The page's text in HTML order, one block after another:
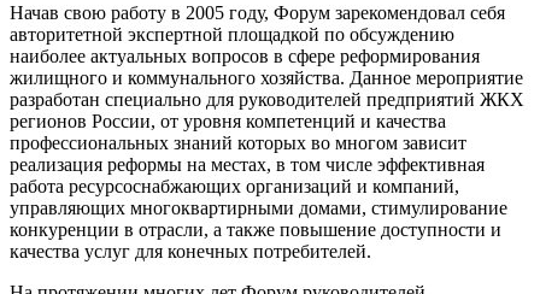
Начав свою работу в 2005 году, Форум зарекомендовал себя
авторитетной экспертной площадкой по обсуждению
наиболее актуальных вопросов в сфере реформирования
жилищного и коммунального хозяйства. Данное мероприятие
разработан специально для руководителей предприятий ЖКХ
регионов России, от уровня компетенций и качества
профессиональных знаний которых во многом зависит
реализация реформы на местах, в том числе эффективная
работа ресурсоснабжающих организаций и компаний,
управляющих многоквартирными домами, стимулирование
конкуренции в отрасли, а также повышение доступности и
качества услуг для конечных потребителей.